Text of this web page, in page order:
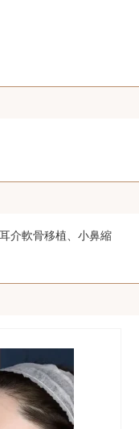
介軟骨移植、小鼻縮